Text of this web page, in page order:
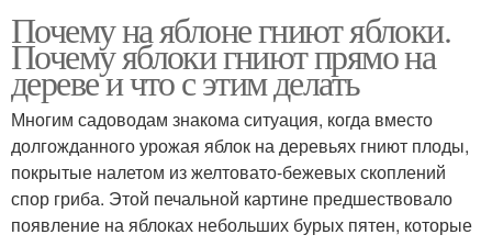
Почему на яблоне гниют яблоки.
Почему яблоки гниют прямо на
дереве и что с этим делать
Многим садоводам знакома ситуация, когда вместо
долгожданного урожая яблок на деревьях гниют плоды,
покрытые налетом из желтовато-бежевых скоплений
спор гриба. Этой печальной картине предшествовало
появление на яблоках небольших бурых пятен, которые